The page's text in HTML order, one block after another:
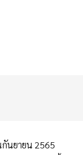
กันยายน 2565